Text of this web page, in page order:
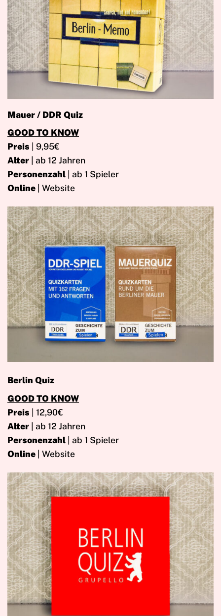
Mauer / DDR Quiz
GOOD TO KNOW
Preis | 9,95€
Alter | ab 12 Jahren
Personenzahl | ab 1 Spieler
Online | Website
Berlin Quiz
GOOD TO KNOW
Preis | 12,90€
Alter | ab 12 Jahren
Personenzahl | ab 1 Spieler
Online | Website